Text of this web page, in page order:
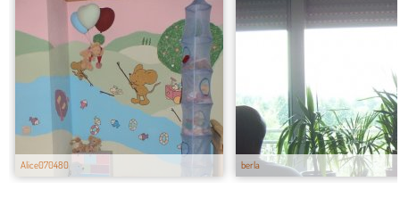
Alice070480 berla